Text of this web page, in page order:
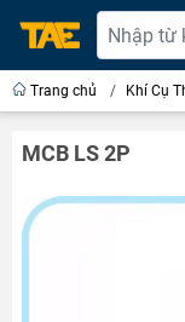
Trang chủ / Khí Cụ
MCB LS 2P